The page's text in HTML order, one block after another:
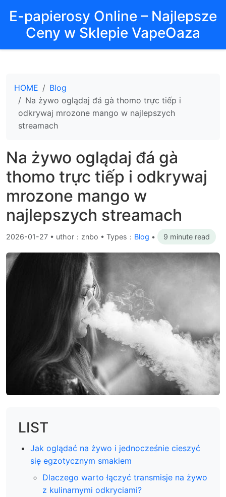
E-papierosy Online – Najlepsze
Ceny w Sklepie VapeOaza
HOME
Blog
Na żywo oglądaj đá gà thomo trực tiếp i
odkrywaj mrozone mango w najlepszych
streamach
Na żywo oglądaj đá gà
thomo trực tiếp i odkrywaj
mrozone mango w
najlepszych streamach
2026-01-27 • uthor：znbo • Types： Blog • 9 minute read
LIST
Jak oglądać na żywo i jednocześnie cieszyć
się egzotycznym smakiem
Dlaczego warto łączyć transmisje na żywo
z kulinarnymi odkryciami?